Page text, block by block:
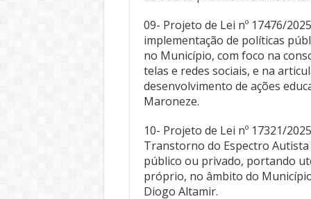
09- Projeto de Lei nº 17476/
implementação de políticas
no Município, com foco na
telas e redes sociais, e na
desenvolvimento de ações
Maroneze.
10- Projeto de Lei nº 17321/
Transtorno do Espectro
público ou privado, portando
próprio, no âmbito do
Diogo Altamir.